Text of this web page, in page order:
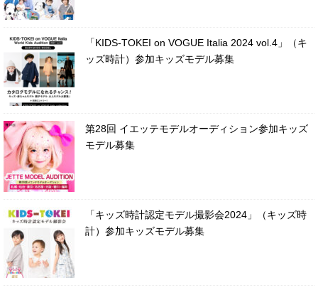
「KIDS-TOKEI on VOGUE Italia 2024 vol.4」（キ
ッズ時計）参加キッズモデル募集
第28回 イエッテモデルオーディション参加キッズ
モデル募集
「キッズ時計認定モデル撮影会2024」（キッズ時
計）参加キッズモデル募集